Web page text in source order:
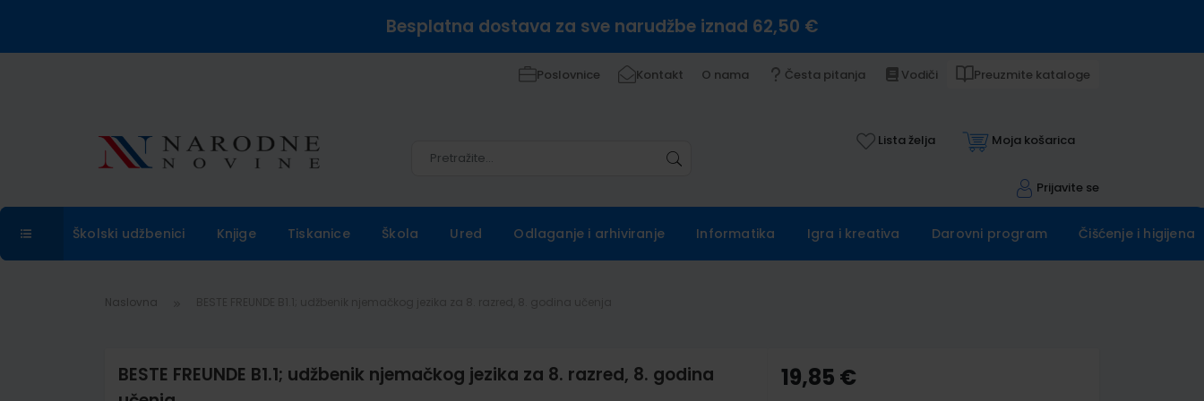
Besplatna dostava za sve narudžbe iznad 62,50 €
Poslovnice Kontakt O nama Česta pitanja Vodiči Preuzmite kataloge
Lista želja Moja košarica
Prijavite se
Školski udžbenici Knjige Tiskanice Škola Ured Odlaganje i arhiviranje Informatika Igra i kreativa Darovni program Čišćenje i higijena
Naslovna
BESTE FREUNDE B1.1; udžbenik njemačkog jezika za 8. razred, 8. godina
19,85 €